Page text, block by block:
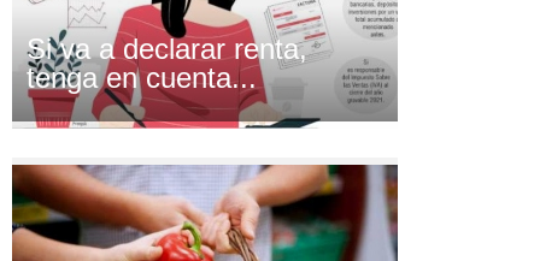
Si va a declarar renta,
tenga en cuenta...